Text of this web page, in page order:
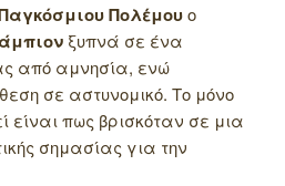
Πολέμουο
ξυπνά σε ένα
από αμνησία, ενώ
σε αστυνομικό. Το μόνο
είναι πως βρισκόταν σε μια
σημασίας για την